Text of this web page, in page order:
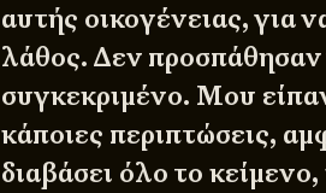
αυτής οικογένειας, για
λάθος. Δεν προσπάθησαν
συγκεκριμένο. Μου
κάποιες περιπτώσεις,
διαβάσει όλο το